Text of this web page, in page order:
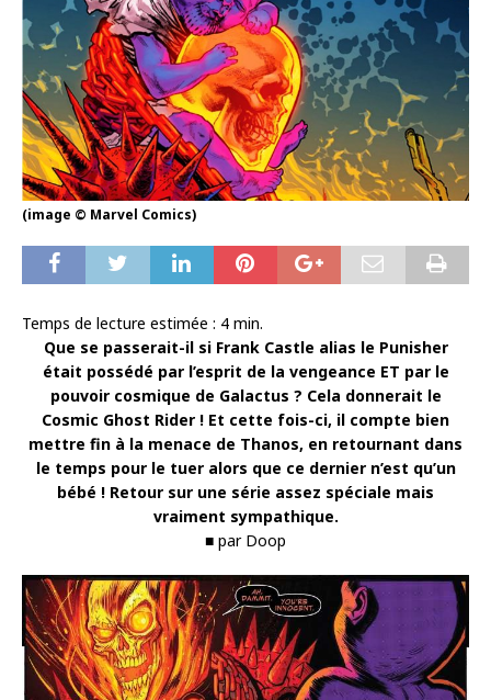
(image © Marvel Comics)
Temps de lecture estimée : 4 min.
Que se passerait-il si Frank Castle alias le Punisher
était possédé par l’esprit de la vengeance ET par le
pouvoir cosmique de Galactus ? Cela donnerait le
Cosmic Ghost Rider ! Et cette fois-ci, il compte bien
mettre fin à la menace de Thanos, en retournant dans
le temps pour le tuer alors que ce dernier n’est qu’un
bébé ! Retour sur une série assez spéciale mais
vraiment sympathique.
■ par Doop